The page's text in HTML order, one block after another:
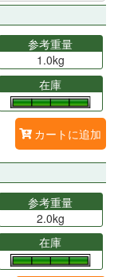
参考重量
1.0kg
在庫
カートに追加
参考重量
2.0kg
在庫